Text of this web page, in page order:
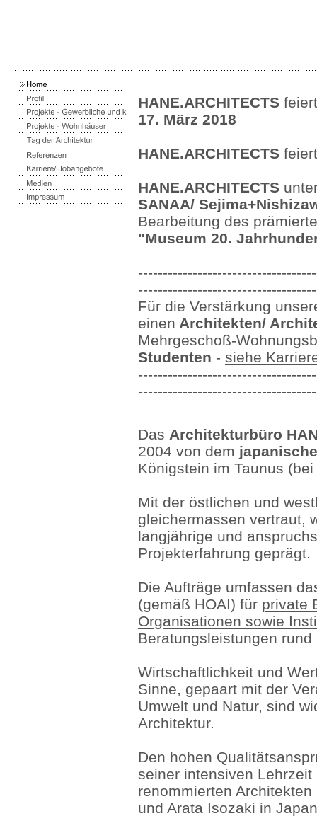
HANE.ARCHITECTS
17. März 2018
HANE.ARCHITECTS
HANE.ARCHITECTS
SANAA/
Bearbeitung des
"Museum 20.
Für die Verstärkung
einen Architekten/
Mehrgeschoß-
Studenten - siehe
Das Architekturbüro
2004 von dem
Königstein im Taunus
Mit der östlichen und
gleichermassen vertraut,
langjährige und
Projekterfahrung geprägt.
Die Aufträge umfassen
(gemäß HOAI) für private
Organisationen sowie
Beratungsleistungen
Wirtschaftlichkeit und
Sinne, gepaart mit der
Umwelt und Natur, sind
Architektur.
Den hohen
seiner intensiven
renommierten
und Arata Isozaki in